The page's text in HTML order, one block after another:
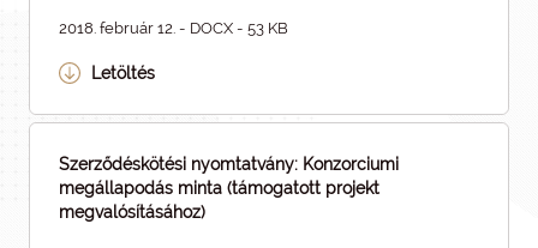
2018. február 12. - DOCX - 53 KB
Letöltés
Szerződéskötési nyomtatvány: Konzorciumi
megállapodás minta (támogatott projekt
megvalósításához)